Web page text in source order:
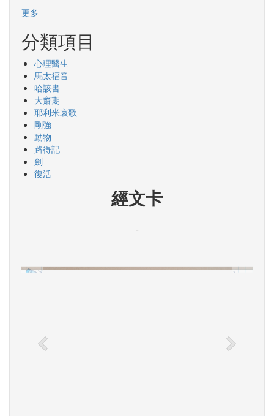
更多
分類項目
心理醫生
馬太福音
哈該書
大齋期
耶利米哀歌
剛強
動物
路得記
劍
復活
經文卡
-